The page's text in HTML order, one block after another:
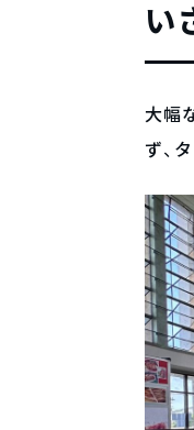
い
大幅
ず、